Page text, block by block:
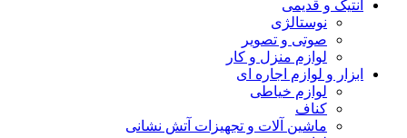
آنتیک و قدیمی
نوستالژی
صوتی و تصویر
لوازم منزل و کار
ابزار و لوازم اجاره ای
لوازم خیاطی
کناف
ماشین آلات و تجهیزات آتش نشانی